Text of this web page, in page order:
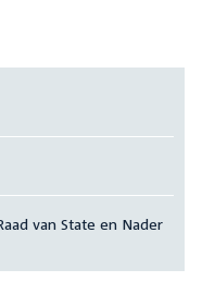
van State en Nader